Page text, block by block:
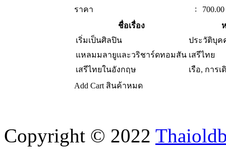
ราคา
: 700.00
ชื่อเรื่อง
เริ่มเป็นศิลปิน
ประวัติบุค
แหลมมลายูและวริชาร์ดทอมสัน เสรีไทย
เสรีไทยในอังกฤษ
เรือ, การ
Add Cart สินค้าหมด
Copyright © 2022